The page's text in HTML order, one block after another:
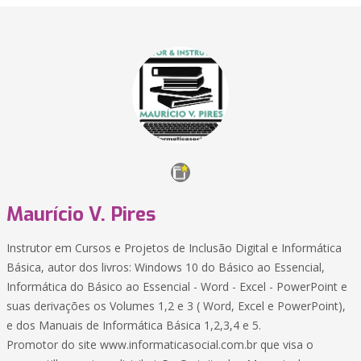
Maurício V. Pires
Instrutor em Cursos e Projetos de Inclusão Digital e Informática
Básica, autor dos livros: Windows 10 do Básico ao Essencial,
Informática do Básico ao Essencial - Word - Excel - PowerPoint e
suas derivações os Volumes 1,2 e 3 ( Word, Excel e PowerPoint),
e dos Manuais de Informática Básica 1,2,3,4 e 5.
Promotor do site www.informaticasocial.com.br que visa o